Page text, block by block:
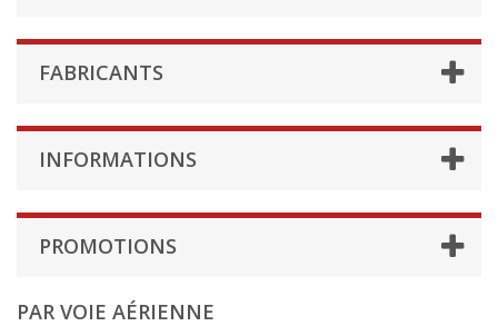
FABRICANTS
INFORMATIONS
PROMOTIONS
PAR VOIE AÉRIENNE